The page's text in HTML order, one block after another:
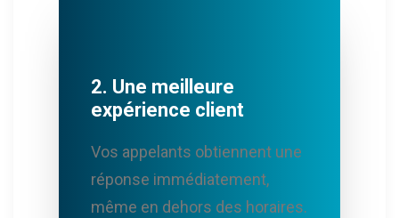
2. Une meilleure
expérience client
Vos appelants obtiennent une
réponse immédiatement,
même en dehors des horaires.